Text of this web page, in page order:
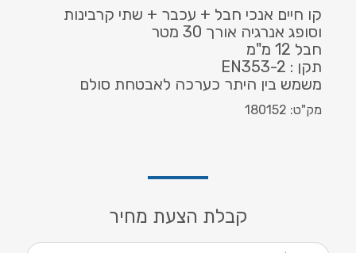
קו חיים אנכי חבל + עכבר + שתי קרבינות
וסופג אנרגיה אורך 30 מטר
חבל 12 מ"מ
תקן : EN353-2
משמש בין היתר כערכה לאבטחת סולם
מק"ט: 180152
קבלת הצעת מחיר